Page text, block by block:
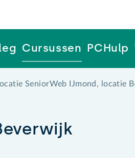
Cursussen PCHulp
SeniorWeb IJmond, locatie